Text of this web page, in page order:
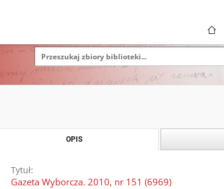
OPIS
Tytuł:
Gazeta Wyborcza. 2010, nr 151 (6969)